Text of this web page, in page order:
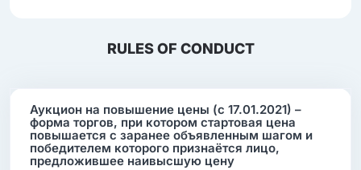
RULES OF CONDUCT
Аукцион на повышение цены (с 17.01.2021) –
форма торгов, при котором стартовая цена
повышается с заранее объявленным шагом и
победителем которого признаётся лицо,
предложившее наивысшую цену